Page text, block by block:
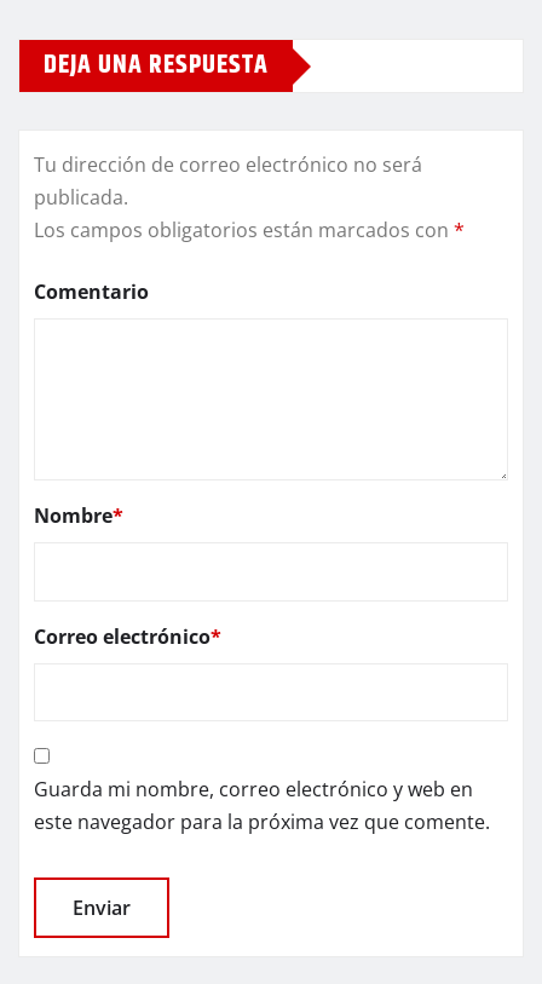
DEJA UNA RESPUESTA
Tu dirección de correo electrónico no será
publicada.
Los campos obligatorios están marcados con *
Comentario
Nombre*
Correo electrónico*
Guarda mi nombre, correo electrónico y web en
este navegador para la próxima vez que comente.